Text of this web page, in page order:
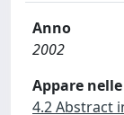
Anno
2002
Appare
4.2 Abstract